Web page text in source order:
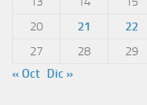
20
21 22
27
28 29
« Oct Dic »